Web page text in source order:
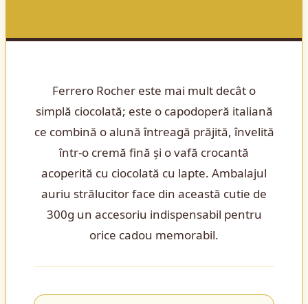
Ferrero Rocher este mai mult decât o
simplă ciocolată; este o capodoperă italiană
ce combină o alună întreagă prăjită, învelită
într-o cremă fină și o vafă crocantă
acoperită cu ciocolată cu lapte. Ambalajul
auriu strălucitor face din această cutie de
300g un accesoriu indispensabil pentru
orice cadou memorabil.